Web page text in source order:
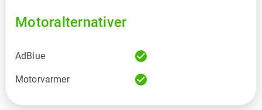
Motoralternativer
AdBlue check_circle
Motorvarmer check_circle